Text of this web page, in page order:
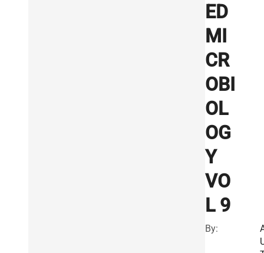
ED
MI
CR
OBI
OL
OG
Y
VO
L 9
By: